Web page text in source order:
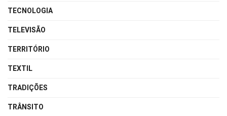
TECNOLOGIA
TELEVISÃO
TERRITÓRIO
TEXTIL
TRADIÇÕES
TRÂNSITO